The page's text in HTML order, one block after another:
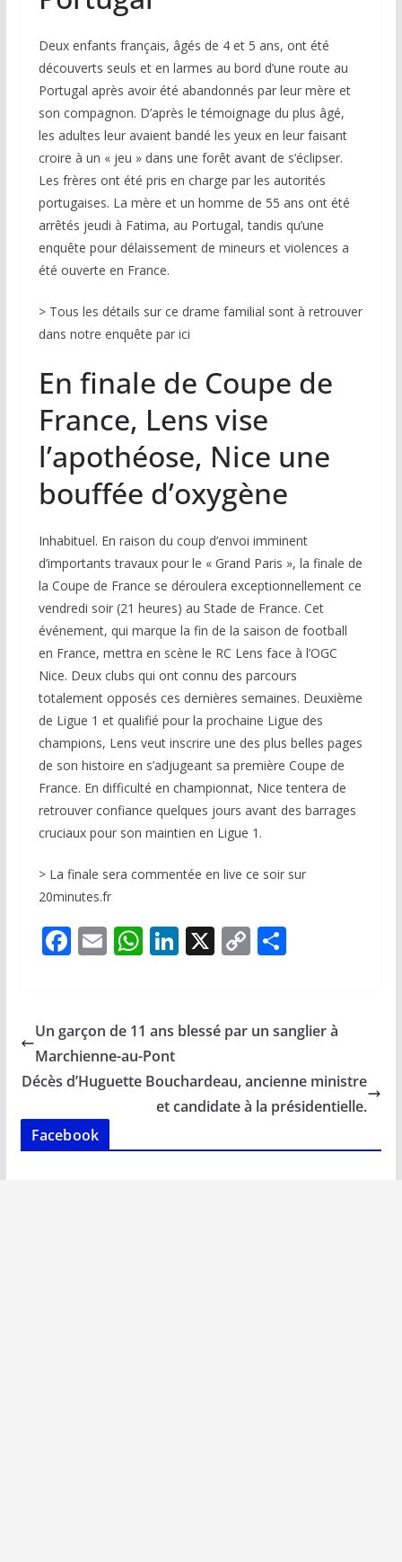
Deux enfants français, âgés de 4 et 5 ans, ont été
découverts seuls et en larmes au bord d’une route au
Portugal après avoir été abandonnés par leur mère et
son compagnon. D’après le témoignage du plus âgé,
les adultes leur avaient bandé les yeux en leur faisant
croire à un « jeu » dans une forêt avant de s’éclipser.
Les frères ont été pris en charge par les autorités
portugaises. La mère et un homme de 55 ans ont été
arrêtés jeudi à Fatima, au Portugal, tandis qu’une
enquête pour délaissement de mineurs et violences a
été ouverte en France.
> Tous les détails sur ce drame familial sont à retrouver
dans notre enquête par ici
En finale de Coupe de
France, Lens vise
l’apothéose, Nice une
bouffée d’oxygène
Inhabituel. En raison du coup d’envoi imminent
d’importants travaux pour le « Grand Paris », la finale de
la Coupe de France se déroulera exceptionnellement ce
vendredi soir (21 heures) au Stade de France. Cet
événement, qui marque la fin de la saison de football
en France, mettra en scène le RC Lens face à l’OGC
Nice. Deux clubs qui ont connu des parcours
totalement opposés ces dernières semaines. Deuxième
de Ligue 1 et qualifié pour la prochaine Ligue des
champions, Lens veut inscrire une des plus belles pages
de son histoire en s’adjugeant sa première Coupe de
France. En difficulté en championnat, Nice tentera de
retrouver confiance quelques jours avant des barrages
cruciaux pour son maintien en Ligue 1.
> La finale sera commentée en live ce soir sur
20minutes.fr
F
b
o
o
k
E
l
W
s
A
p
p
Li
e
n
X C
y
n
k
P
g
Un garçon de 11 ans blessé par un sanglier à
Marchienne-au-Pont
Décès d’Huguette Bouchardeau, ancienne ministre
et candidate à la présidentielle.
Facebook